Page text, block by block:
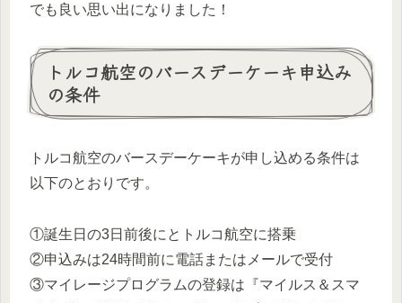
でも良い思い出になりました！
トルコ航空のバースデーケーキ申込み
の条件
トルコ航空のバースデーケーキが申し込める条件は
以下のとおりです。
①誕生日の3日前後にとトルコ航空に搭乗
②申込みは24時間前に電話またはメールで受付
③マイレージプログラムの登録は『マイルス＆スマ